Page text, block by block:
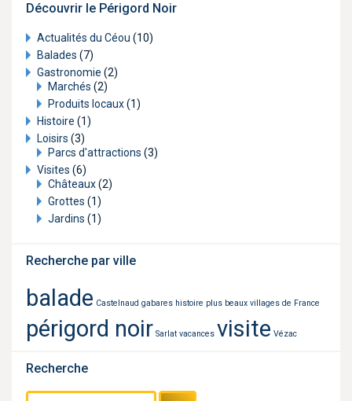
Découvrir le Périgord Noir
Actualités du Céou (10)
Balades (7)
Gastronomie (2)
Marchés (2)
Produits locaux(1)
Histoire (1)
Loisirs (3)
Parcs d'attractions (3)
Visites (6)
Châteaux(2)
Grottes (1)
Jardins (1)
Recherche par ville
balade Castelnaud gabares histoire plus beaux villages de France
périgord noir Sarlat vacances visite Vézac
Recherche